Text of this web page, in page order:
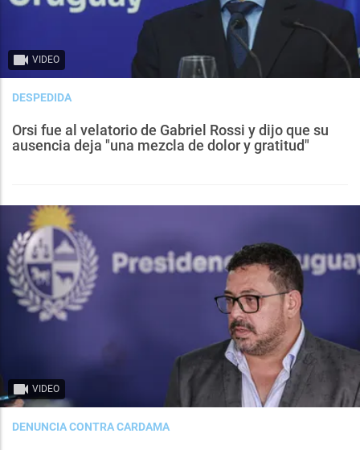
VIDEO
DESPEDIDA
Orsi fue al velatorio de Gabriel Rossi y dijo que su
ausencia deja "una mezcla de dolor y gratitud"
VIDEO
DENUNCIA CONTRA CARDAMA